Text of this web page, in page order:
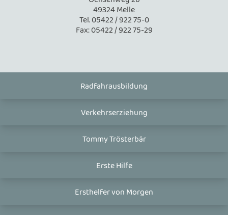
49324 Melle
Tel. 05422 / 922 75-0
Fax: 05422 / 922 75-29
Radfahrausbildung
Verkehrserziehung
Tommy Trösterbär
Erste Hilfe
Ersthelfer von Morgen